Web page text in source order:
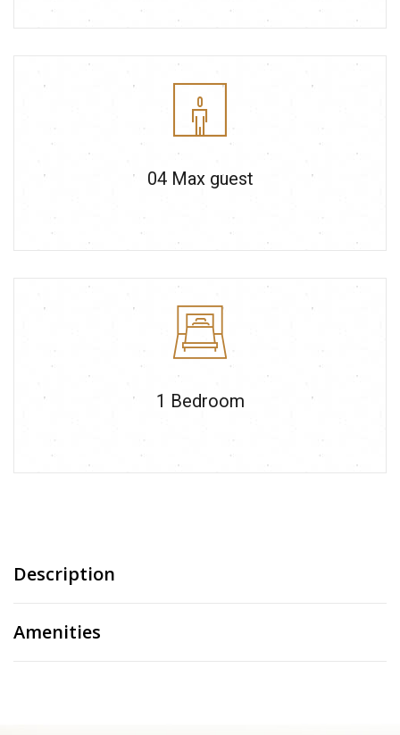
04 Max guest
1 Bedroom
Description
Amenities